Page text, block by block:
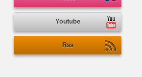
Youtube
Rss